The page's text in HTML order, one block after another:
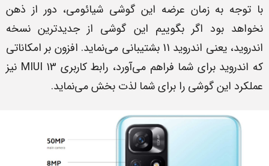
با توجه به زمان عرضه این گوشی شیائومی، دور از ذهن
نخواهد بود اگر بگوییم این گوشی از جدیدترین نسخه
اندروید، یعنی اندروید 11 ‌بشتیبانی می‌نماید. افزون بر امکاناتی
که اندروید برای شما فراهم می‌آورد، رابط کاربری MIUI 13 نیز
عملکرد این گوشی را برای شما لذت بخش می‌نماید.